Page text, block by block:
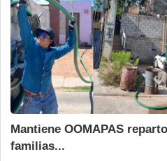
Mantiene OOMAPAS
familias...